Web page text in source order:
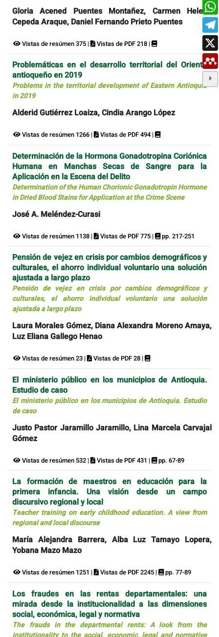
Gloria Acened Puentes Montañez, Carmen Helena
Cepeda Araque, Daniel Fernando Prieto Puentes
Vistas de resúmen 375 | Vistas de PDF 218 |
Problemáticas en el desarrollo territorial del Oriente
antioqueño en 2019
Problems in the territorial development of Eastern Antioquia
in 2019
Alderid Gutiérrez Loaiza, Cindia Arango López
Vistas de resúmen 1266 | Vistas de PDF 494 |
Determinación de la Hormona Gonadotropina Coriónica
Humana en Manchas Secas de Sangre para la
Aplicación en la Escena del Delito
Determination of the Human Chorionic Gonadotropin Hormone
in Dried Blood Stains for Application at the Crime Scene
José A. Meléndez-Curasi
Vistas de resúmen 1138 | Vistas de PDF 775 | pp. 217-251
Pensión de vejez en crisis por cambios demográficos y
culturales, el ahorro individual voluntario una solución
ajustada a largo plazo
Pensión de vejez en crisis por cambios demográficos y
culturales, el ahorro individual voluntario una solución
ajustada a largo plazo
Laura Morales Gómez, Diana Alexandra Moreno Amaya,
Luz Eliana Gallego Henao
Vistas de resúmen 23 | Vistas de PDF 28 |
El ministerio público en los municipios de Antioquia.
Estudio de caso
El ministerio público en los municipios de Antioquia. Estudio
de caso
Justo Pastor Jaramillo Jaramillo, Lina Marcela Carvajal
Gómez
Vistas de resúmen 532 | Vistas de PDF 431 | pp. 67-89
La formación de maestros en educación para la
primera infancia. Una visión desde un campo
discursivo regional y local
Teacher training on early childhood education. A view from
regional and local discourse
María Alejandra Barrera, Alba Luz Tamayo Lopera,
Yobana Mazo Mazo
Vistas de resúmen 1251 | Vistas de PDF 2245 | pp. 77-89
Los fraudes en las rentas departamentales: una
mirada desde la institucionalidad a las dimensiones
social, económica, legal y normativa
The frauds in the departmental rents: A look from the